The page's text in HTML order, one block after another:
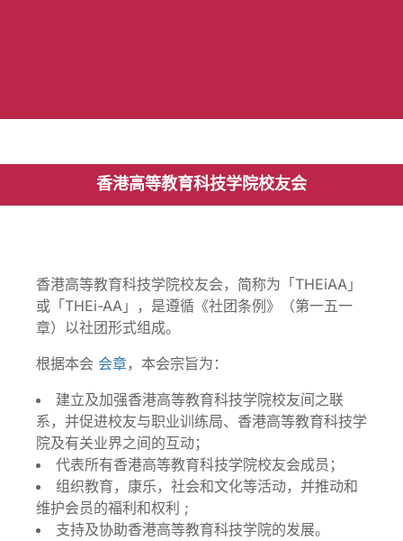
香港高等教育科技学院校友会
香港高等教育科技学院校友会，简称为「THEiAA」
或「THEi-AA」，是遵循《社团条例》（第一五一
章）以社团形式组成。
根据本会 会章，本会宗旨为：
建立及加强香港高等教育科技学院校友间之联
系，并促进校友与职业训练局、香港高等教育科技学
院及有关业界之间的互动；
代表所有香港高等教育科技学院校友会成员；
组织教育，康乐，社会和文化等活动，并推动和
维护会员的福利和权利 ;
支持及协助香港高等教育科技学院的发展。